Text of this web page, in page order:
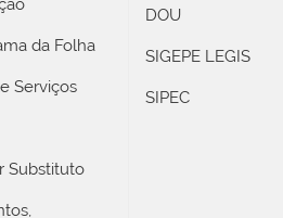
da Folha
Serviços
Substituto
DOU
SIGEPE LEGIS
SIPEC